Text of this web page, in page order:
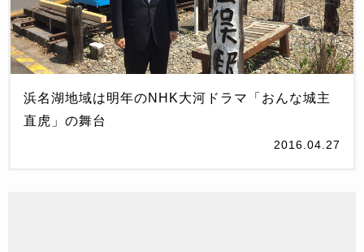
浜名湖地域は明年のNHK大河ドラマ「おんな城主
直虎」の舞台
2016.04.27